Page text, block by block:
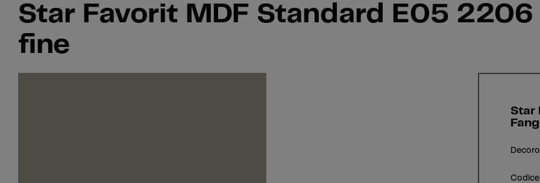
Star Favorit MDF Standard E05 2206
fine
Star
Codice